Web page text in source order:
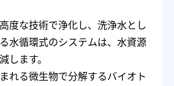
度な技術で浄化し、洗浄水とし
水循環式のシステムは、水資源
します。
れる微生物で分解するバイオト